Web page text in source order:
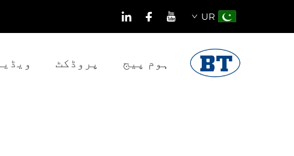
UR
ہوم پیج پروڈکٹ